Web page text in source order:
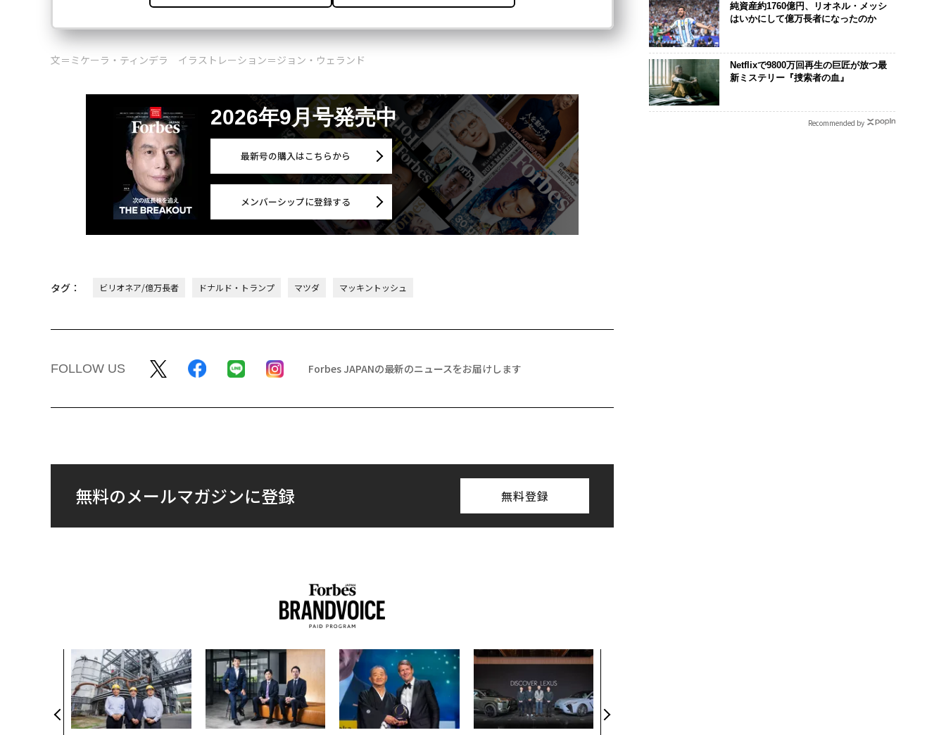
文＝ミケーラ・ティンデラ イラストレーション＝ジョン・ウェランド
2026年9月号発売中
最新号の購入はこちらから
メンバーシップに登録する
タグ： ビリオネア/億万長者 ドナルド・トランプ マツダ マッキントッシュ
FOLLOW US Forbes JAPANの最新のニュースをお届けします
無料のメールマガジンに登録 無料登録
純資産約1760億円、リオネル・メッシ
はいかにして億万長者になったのか
Netflixで9800万回再生の巨匠が放つ最
新ミステリー『捜索者の血』
Recommended by